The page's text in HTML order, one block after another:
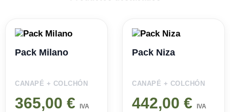
Pack Milano
CANAPÉ + COLCHÓN
365,00 € IVA
Pack Niza
CANAPÉ + COLCHÓN
442,00 € IVA